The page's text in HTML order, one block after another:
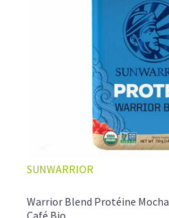
☕ LATTE MACCHIATO GLACÉ
SUNWARRIOR
Warrior Blend Protéine
Café Bio